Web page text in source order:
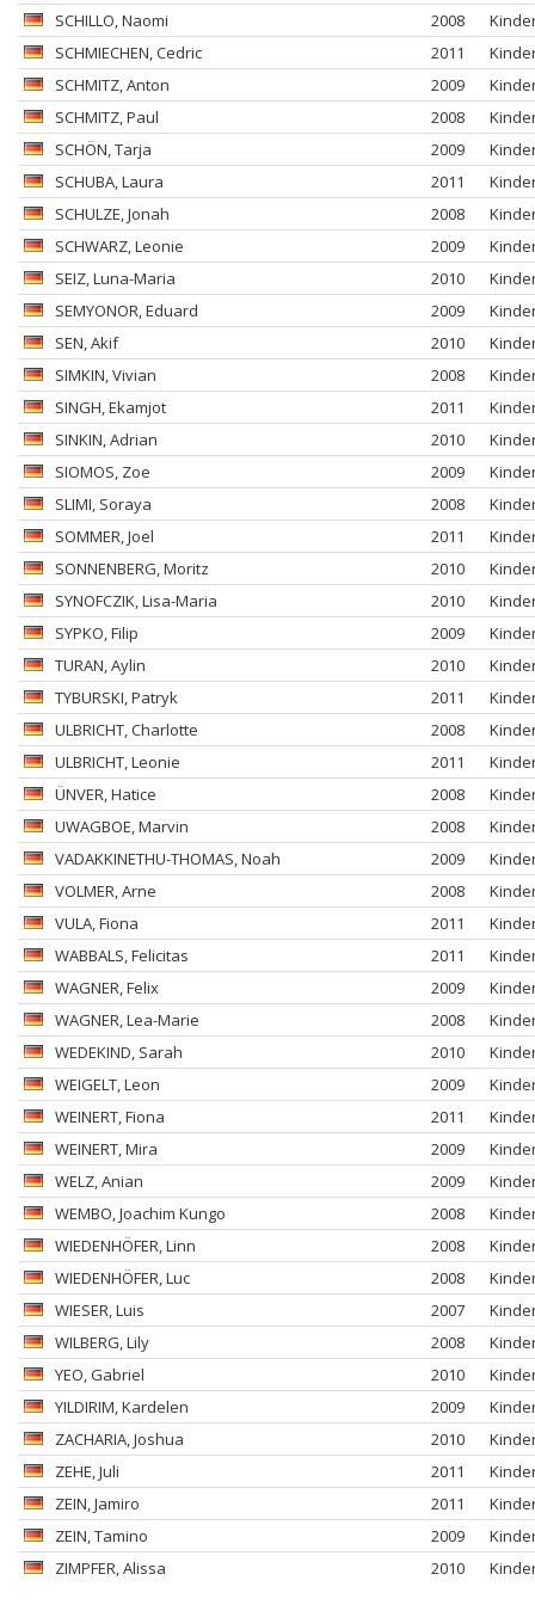
SCHILLO, Naomi 2008
SCHMIECHEN, Cedric 2011
SCHMITZ, Anton 2009
SCHMITZ, Paul 2008
SCHÖN, Tarja 2009
SCHUBA, Laura 2011
SCHULZE, Jonah 2008
SCHWARZ, Leonie 2009
SEIZ, Luna-Maria 2010
SEMYONOR, Eduard 2009
SEN, Akif 2010
SIMKIN, Vivian 2008
SINGH, Ekamjot 2011
SINKIN, Adrian 2010
SIOMOS, Zoe 2009
SLIMI, Soraya 2008
SOMMER, Joel 2011
SONNENBERG, Moritz 2010
SYNOFCZIK, Lisa-Maria 2010
SYPKO, Filip 2009
TURAN, Aylin 2010
TYBURSKI, Patryk 2011
ULBRICHT, Charlotte 2008
ULBRICHT, Leonie 2011
ÜNVER, Hatice 2008
UWAGBOE, Marvin 2008
VADAKKINETHU-THOMAS, Noah 2009
VOLMER, Arne 2008
VULA, Fiona 2011
WABBALS, Felicitas 2011
WAGNER, Felix 2009
WAGNER, Lea-Marie 2008
WEDEKIND, Sarah 2010
WEIGELT, Leon 2009
WEINERT, Fiona 2011
WEINERT, Mira 2009
WELZ, Anian 2009
WEMBO, Joachim Kungo 2008
WIEDENHÖFER, Linn 2008
WIEDENHÖFER, Luc 2008
WIESER, Luis 2007
WILBERG, Lily 2008
YEO, Gabriel 2010
YILDIRIM, Kardelen 2009
ZACHARIA, Joshua 2010
ZEHE, Juli 2011
ZEIN, Jamiro 2011
ZEIN, Tamino 2009
ZIMPFER, Alissa 2010